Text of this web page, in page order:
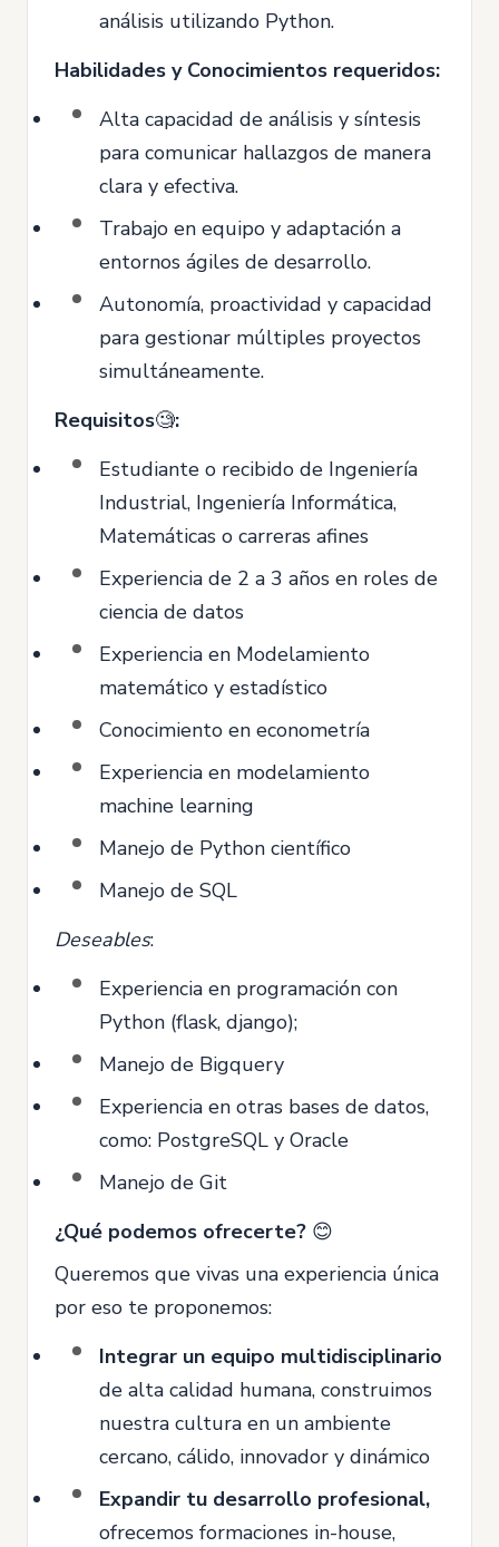
análisis utilizando Python.
Habilidades y Conocimientos requeridos:
Alta capacidad de análisis y síntesis
para comunicar hallazgos de manera
clara y efectiva.
Trabajo en equipo y adaptación a
entornos ágiles de desarrollo.
Autonomía, proactividad y capacidad
para gestionar múltiples proyectos
simultáneamente.
Requisitos🧐:
Estudiante o recibido de Ingeniería
Industrial, Ingeniería Informática,
Matemáticas o carreras afines
Experiencia de 2 a 3 años en roles de
ciencia de datos
Experiencia en Modelamiento
matemático y estadístico
Conocimiento en econometría
Experiencia en modelamiento
machine learning
Manejo de Python científico
Manejo de SQL
Deseables:
Experiencia en programación con
Python (flask, django);
Manejo de Bigquery
Experiencia en otras bases de datos,
como: PostgreSQL y Oracle
Manejo de Git
¿Qué podemos ofrecerte? 😊
Queremos que vivas una experiencia única
por eso te proponemos:
Integrar un equipo multidisciplinario
de alta calidad humana, construimos
nuestra cultura en un ambiente
cercano, cálido, innovador y dinámico
Expandir tu desarrollo profesional,
ofrecemos formaciones in-house,